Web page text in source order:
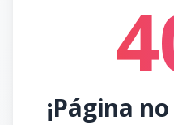
¡Página